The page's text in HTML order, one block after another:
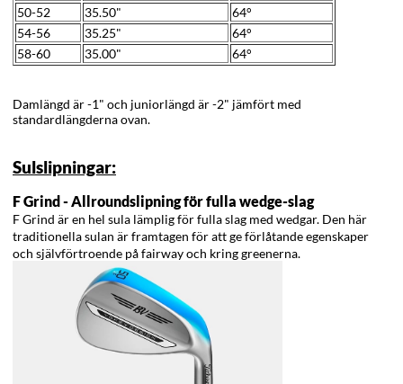
50-52
35.50"
64°
54-56
35.25"
64°
58-60
35.00" 64°
Damlängd är -1" och juniorlängd är -2" jämfört med
standardlängderna ovan.
Sulslipningar:
F Grind - Allroundslipning för fulla wedge-slag
F Grind är en hel sula lämplig för fulla slag med wedgar. Den här
traditionella sulan är framtagen för att ge förlåtande egenskaper
och självförtroende på fairway och kring greenerna.